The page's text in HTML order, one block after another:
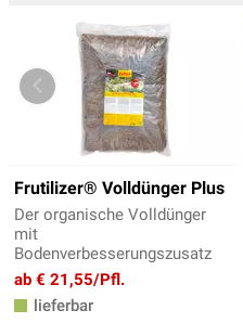
Frutilizer® Volldünger Plus
Der organische Volldünger
mit
Bodenverbesserungszusatz
ab € 21,55/Pfl.
lieferbar